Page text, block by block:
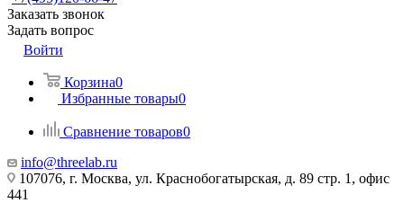
Заказать звонок
Задать вопрос
Войти
Корзина0
Избранные товары0
Сравнение товаров0
info@threelab.ru
107076, г. Москва, ул. Краснобогатырская, д. 89 стр. 1, офис
441